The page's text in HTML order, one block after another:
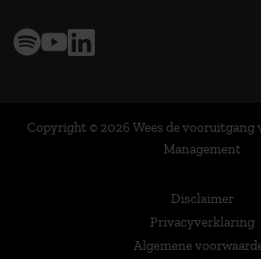
Copyright © 2026 Wees de vooruitgang
Management
Disclaimer
Privacyverklaring
Algemene